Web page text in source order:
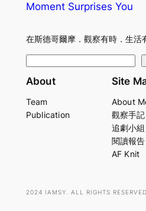
Moment Surprises You
在斯德哥爾摩．觀察有時．生活
e
r
About
Team
Publication
Site
About
觀察手記
追劇小組
閱讀報告
AF Knit
2024 IAMSY. ALL RIGHTS RESERVED.